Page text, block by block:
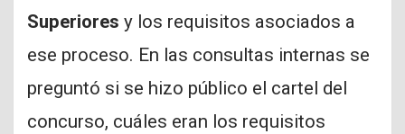
Superiores y los requisitos asociados a
ese proceso. En las consultas internas se
preguntó si se hizo público el cartel del
concurso, cuáles eran los requisitos